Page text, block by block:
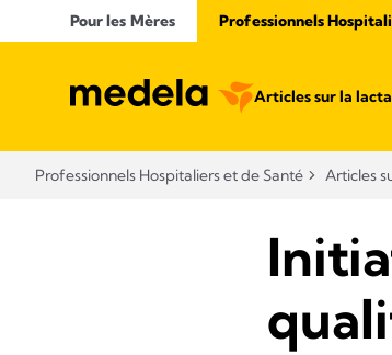
Pour les Mères Professionnels
Articles sur la
Professionnels Hospitaliers et de Santé Articles